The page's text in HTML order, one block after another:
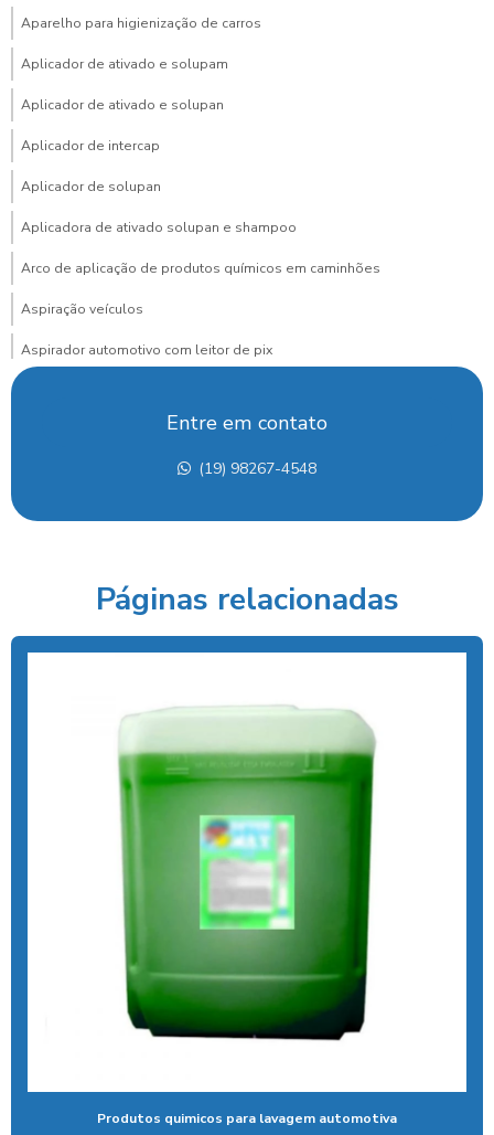
Aparelho para higienização de carros
Aplicador de ativado e solupam
Aplicador de ativado e solupan
Aplicador de intercap
Aplicador de solupan
Aplicadora de ativado solupan e shampoo
Arco de aplicação de produtos químicos em caminhões
Aspiração veículos
Aspirador automotivo com leitor de pix
Aspirador de carros para lava rapido
Aspirador de carros portátil preço
Aspirador de carros profissional
Aspirador com cobrança por pix para posto
Aspirador moedas
Aspirador de pó fichas e moedas
Aspirador de pó ideal para carros
Aspirador de pó industrial para carros
Aspirador de pó self service
Aspirador para posto ficha
Aspirador para posto de gasolina
Aspirador para posto de lavagem
Aspirador profissional para carros
Entre em contato
(19) 98267-4548
Páginas relacionadas
Produtos quimicos para lavagem automotiva